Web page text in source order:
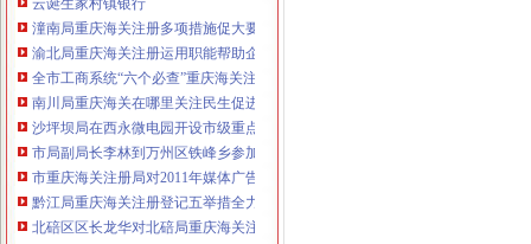
潼南局重庆海关注册多项措施促大要案查处取得新突破
渝北局重庆海关注册运用职能帮助企业融资八亿元
全市工商系统“六个必查”重庆海关注册登记筑牢食品安全监管防线
南川局重庆海关在哪里关注民生促进和谐大力推进12315行政执法体系建设
沙坪坝局在西永微电园开设市级重点项目行政审批“绿通道”重庆海关在哪里
市局副局长李林到万州区铁峰乡参加“三进三同”海关报关登记证书“结穷亲”活动
市重庆海关注册局对2011年媒体广告监督管理工作提出要求
黔江局重庆海关注册登记五举措全力击雨雪冰冻灾害
北碚区区长龙华对北碚局重庆海关注册登记《工商专报》作出批示
云局南溪所“一清二促三控”海关报关登记证书开展猪肉市场监管